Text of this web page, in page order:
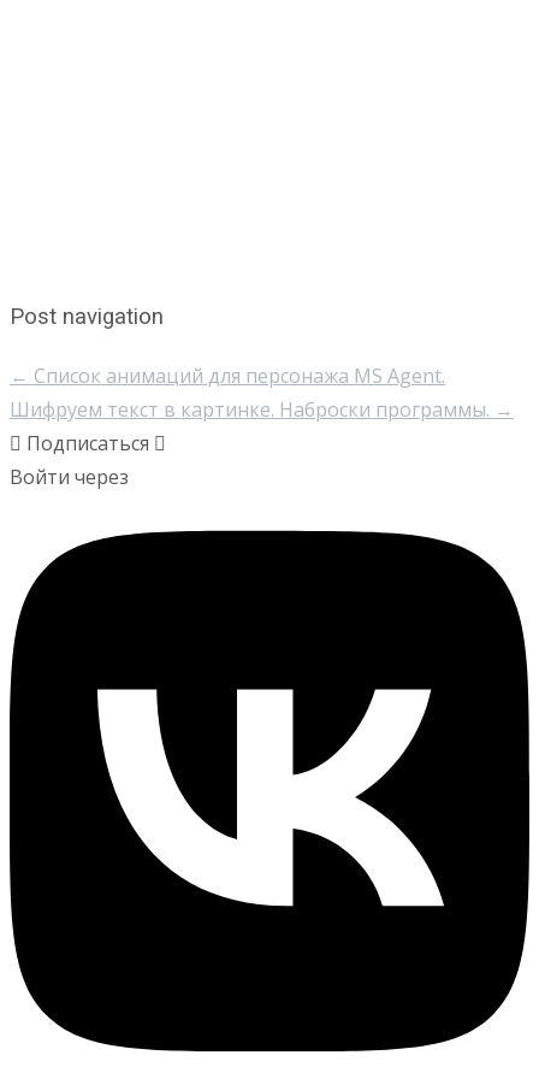
Post navigation
← Список анимаций для персонажа MS Agent.
Шифруем текст в картинке. Наброски программы. →
Подписаться
Войти через